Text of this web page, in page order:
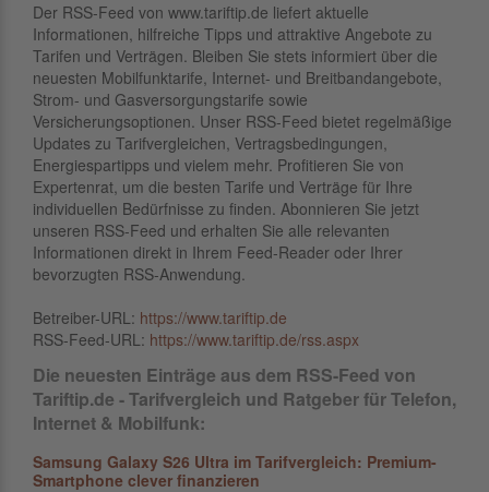
Der RSS-Feed von www.tariftip.de liefert aktuelle
Informationen, hilfreiche Tipps und attraktive Angebote zu
Tarifen und Verträgen. Bleiben Sie stets informiert über die
neuesten Mobilfunktarife, Internet- und Breitbandangebote,
Strom- und Gasversorgungstarife sowie
Versicherungsoptionen. Unser RSS-Feed bietet regelmäßige
Updates zu Tarifvergleichen, Vertragsbedingungen,
Energiespartipps und vielem mehr. Profitieren Sie von
Expertenrat, um die besten Tarife und Verträge für Ihre
individuellen Bedürfnisse zu finden. Abonnieren Sie jetzt
unseren RSS-Feed und erhalten Sie alle relevanten
Informationen direkt in Ihrem Feed-Reader oder Ihrer
bevorzugten RSS-Anwendung.
Betreiber-URL: https://www.tariftip.de
RSS-Feed-URL: https://www.tariftip.de/rss.aspx
Die neuesten Einträge aus dem RSS-Feed von
Tariftip.de - Tarifvergleich und Ratgeber für Telefon,
Internet & Mobilfunk:
Samsung Galaxy S26 Ultra im Tarifvergleich: Premium-
Smartphone clever finanzieren